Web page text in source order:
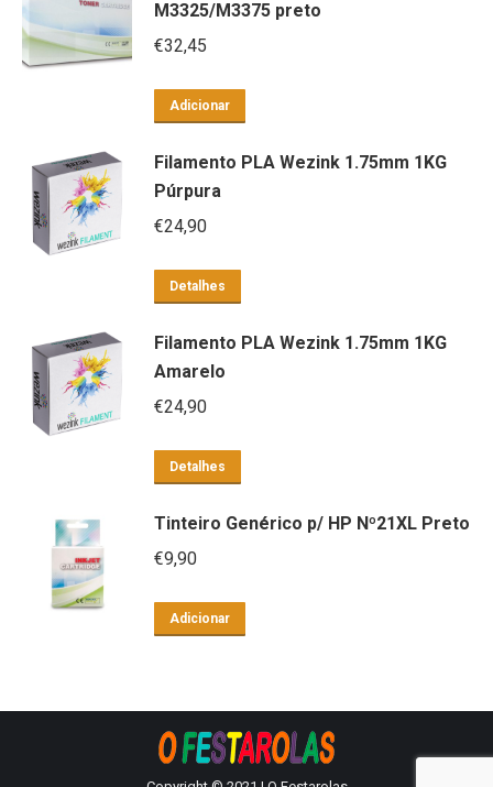
M3325/M3375 preto
€32,45
Adicionar
Filamento PLA Wezink 1.75mm 1KG
Púrpura
€24,90
Detalhes
Filamento PLA Wezink 1.75mm 1KG
Amarelo
€24,90
Detalhes
Tinteiro Genérico p/ HP Nº21XL Preto
€9,90
Adicionar